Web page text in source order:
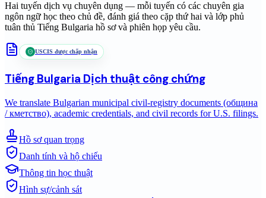
Hai tuyến dịch vụ chuyên dụng — mỗi tuyến có các chuyên gia
ngôn ngữ học theo chủ đề, đánh giá theo cặp thứ hai và lớp phủ
tuân thủ Tiếng Bulgaria hồ sơ và phiên họp yêu cầu.
USCIS được chấp nhận
Tiếng Bulgaria Dịch thuật công chứng
We translate Bulgarian municipal civil-registry documents (община
/ кметство), academic credentials, and civil records for U.S. filings.
Hồ sơ quan trọng
Danh tính và hộ chiếu
Thông tin học thuật
Hình sự/cảnh sát